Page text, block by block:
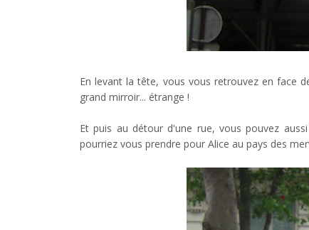
En levant la tête, vous vous retrouvez en face
grand mirroir... étrange !
Et puis au détour d'une rue, vous pouvez
pourriez vous prendre pour Alice au pays des